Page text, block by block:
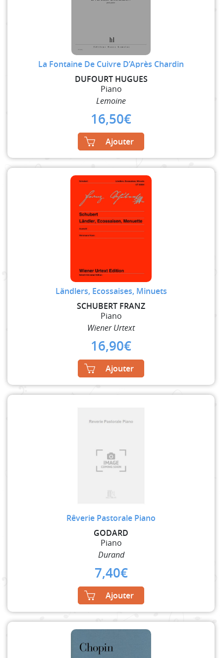
La Fontaine De Cuivre D’Après Chardin
DUFOURT HUGUES
Piano
Lemoine
16,50€
Ajouter
Ländlers, Ecossaises, Minuets
SCHUBERT FRANZ
Piano
Wiener Urtext
16,90€
Ajouter
Rêverie Pastorale Piano
GODARD
Piano
Durand
7,40€
Ajouter